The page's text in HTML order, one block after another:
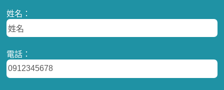
姓名：
電話：